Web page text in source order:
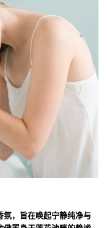
，旨在唤起宁静纯净与